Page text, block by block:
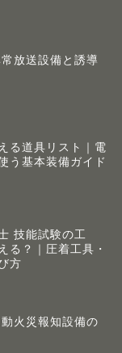
放送設備と誘導
る道具リスト｜電
う基本装備ガイド
技能試験の工
る？｜圧着工具・
方
火災報知設備の